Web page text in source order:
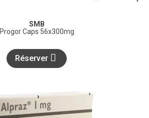
SMB
Progor Caps 56x300mg
Réserver